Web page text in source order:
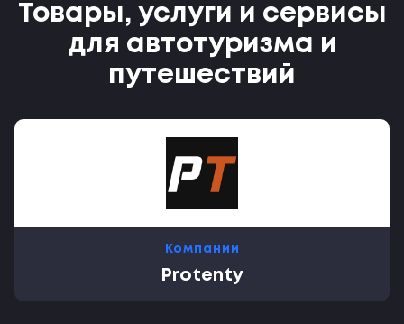
Товары, услуги и сервисы
для автотуризма и
путешествий
Компании
Protenty